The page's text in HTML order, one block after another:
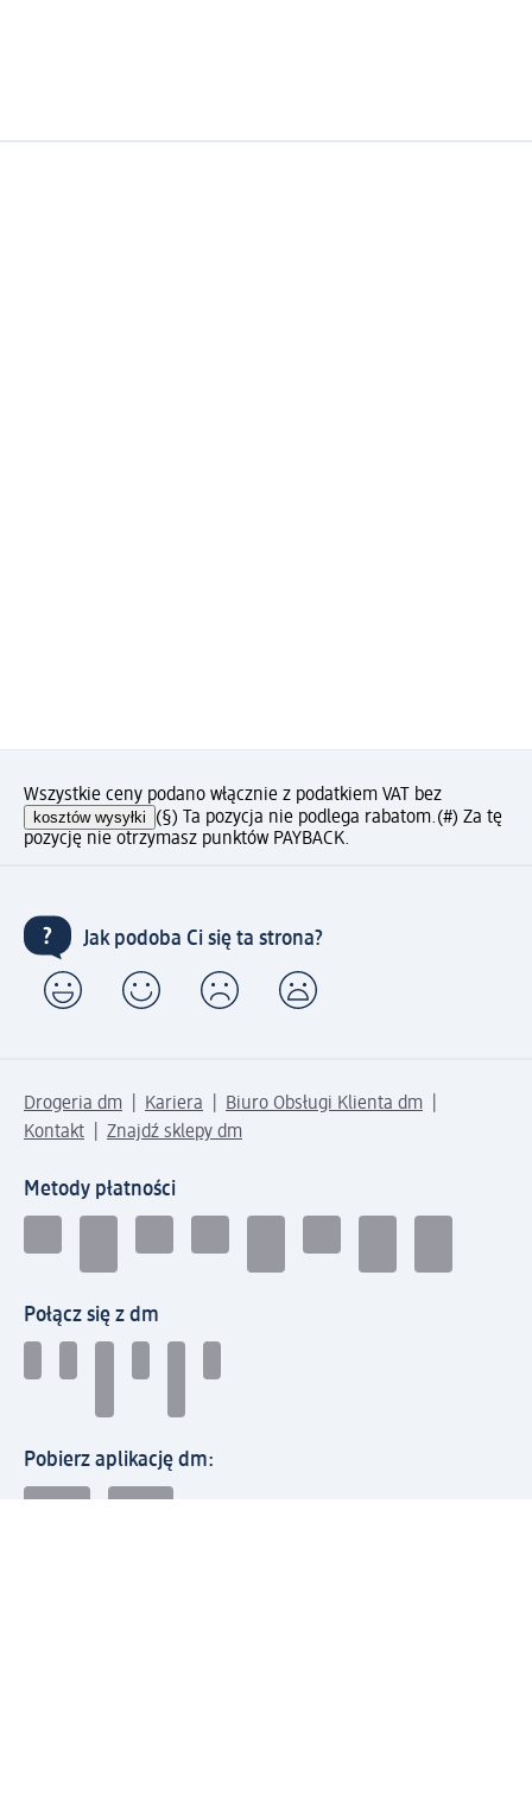
Wszystkie ceny podano włącznie z podatkiem VAT bez
kosztów wysyłki (§) Ta pozycja nie podlega rabatom.(#) Za tę
pozycję nie otrzymasz punktów PAYBACK.
Jak podoba Ci się ta strona?
Drogeria dm Kariera
Biuro Obsługi Klienta dm
Kontakt
Znajdź sklepy dm
Metody płatności
Połącz się z dm
Pobierz aplikację dm: